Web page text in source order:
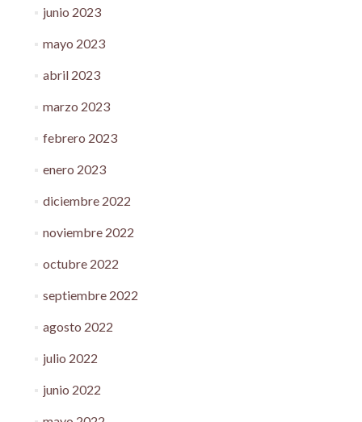
junio 2023
mayo 2023
abril 2023
marzo 2023
febrero 2023
enero 2023
diciembre 2022
noviembre 2022
octubre 2022
septiembre 2022
agosto 2022
julio 2022
junio 2022